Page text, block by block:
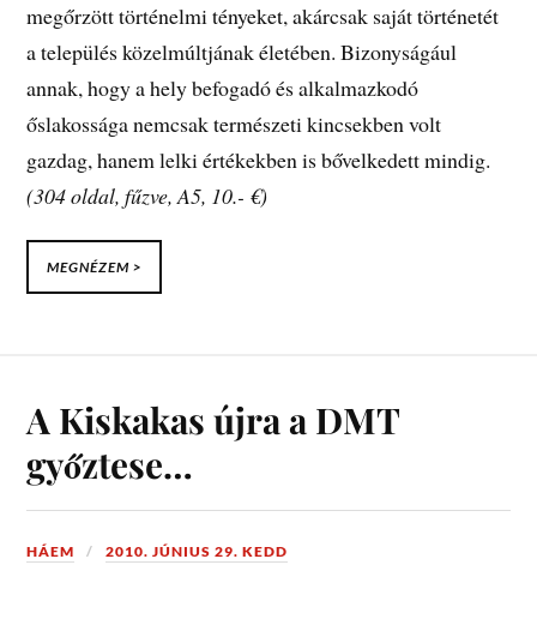
megőrzött történelmi tényeket, akárcsak saját történetét
a település közelmúltjának életében. Bizonyságául
annak, hogy a hely befogadó és alkalmazkodó
őslakossága nemcsak természeti kincsekben volt
gazdag, hanem lelki értékekben is bővelkedett mindig.
(304 oldal, fűzve, A5, 10.- €)
MEGNÉZEM >
A Kiskakas újra a DMT
győztese…
HÁEM 2010. JÚNIUS 29. KEDD